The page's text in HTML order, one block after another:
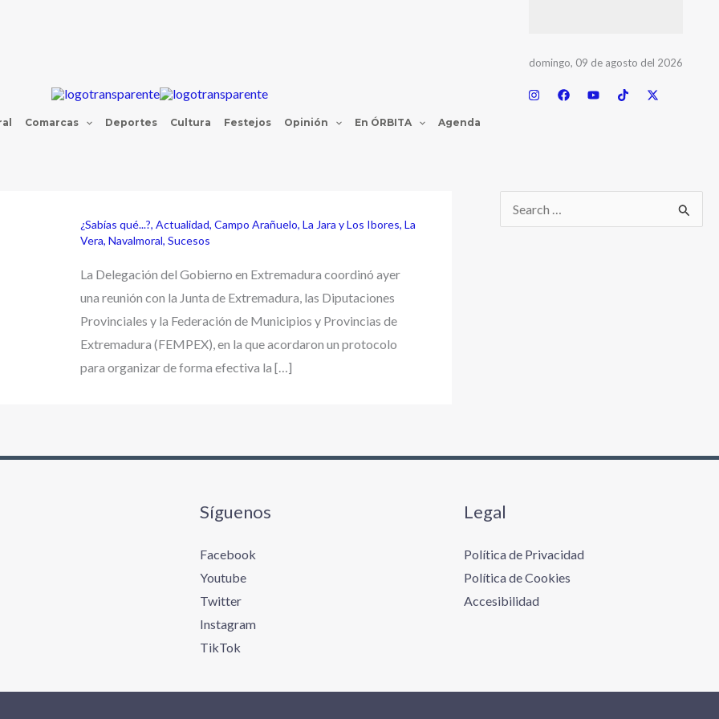
domingo, 09 de agosto del 2026
Comarcas Deportes Cultura Festejos Opinión En ÓRBITA Agenda
¿Sabías qué...?, Actualidad, Campo Arañuelo, La Jara y Los Ibores, La
Vera, Navalmoral, Sucesos
La Delegación del Gobierno en Extremadura coordinó ayer
una reunión con la Junta de Extremadura, las Diputaciones
Provinciales y la Federación de Municipios y Provincias de
Extremadura (FEMPEX), en la que acordaron un protocolo
para organizar de forma efectiva la […]
Síguenos
Facebook
Youtube
Twitter
Instagram
TikTok
Legal
Política de Privacidad
Política de Cookies
Accesibilidad